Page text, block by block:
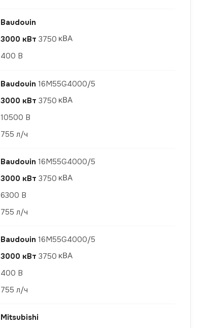
Baudouin
3000 кВт 3750
400 В
Baudouin 16M55G4000/5
3000 кВт 3750
10500 В
755 л/ч
Baudouin 16M55G4000/5
3000 кВт 3750
6300 В
755 л/ч
Baudouin 16M55G4000/5
3000 кВт 3750
400 В
755 л/ч
Mitsubishi